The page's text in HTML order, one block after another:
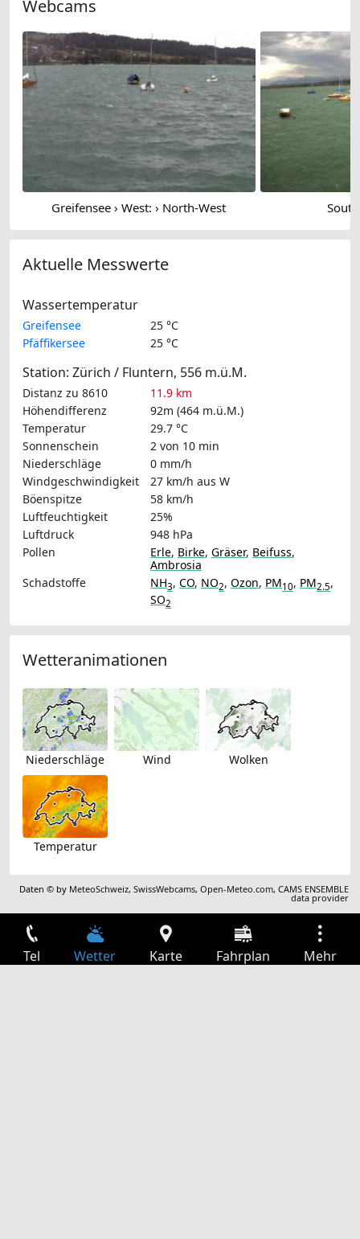
Webcams
Greifensee › West: › North-West
Aktuelle Messwerte
Wassertemperatur
Greifensee
25 °C
Pfäffikersee
25 °C
Station: Zürich / Fluntern, 556 m.ü.M.
Distanz zu 8610
11.9 km
Höhendifferenz
92m (464 m.ü.M.)
Temperatur
29.7 °C
Sonnenschein
2 von 10 min
Niederschläge
0 mm/h
Windgeschwindigkeit
27 km/h aus W
Böenspitze
58 km/h
Luftfeuchtigkeit
25%
Luftdruck
948 hPa
Pollen
Erle, Birke, Gräser, Beifuss,
Ambrosia
Schadstoffe
NH3, CO, NO2, Ozon, PM10, PM2.5,
SO2
Wetteranimationen
Niederschläge Wind Wolken
Temperatur
Daten © by MeteoSchweiz,SwissWebcams,Open-Meteo.com,CAMS ENSEMBLE
data provider
Tel Wetter Karte Fahrplan Mehr